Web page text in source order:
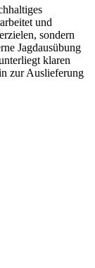
und
sondern
Jagdausübung
klaren
zur Auslieferung